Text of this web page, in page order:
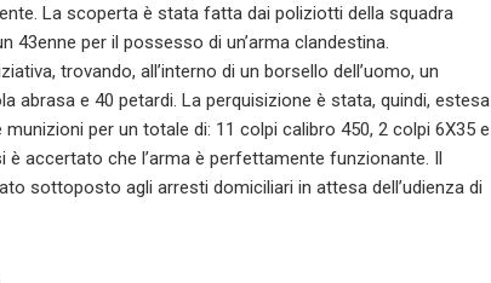
La scoperta è stata fatta dai poliziotti della squadra
43enne per il possesso di un’arma clandestina.
trovando, all’interno di un borsello dell’uomo, un
e 40 petardi. La perquisizione è stata, quindi, estesa
per un totale di: 11 colpi calibro 450, 2 colpi 6X35 e
è accertato che l’arma è perfettamente funzionante. Il
sottoposto agli arresti domiciliari in attesa dell’udienza di